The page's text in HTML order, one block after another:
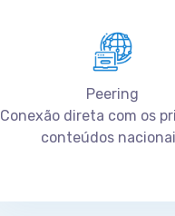
Peering
Conexão direta com os
conteúdos